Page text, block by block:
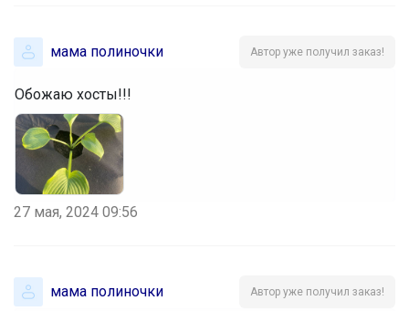
мама полиночки Автор уже получил заказ!
Обожаю хосты!!!
27 мая, 2024 09:56
мама полиночки Автор уже получил заказ!